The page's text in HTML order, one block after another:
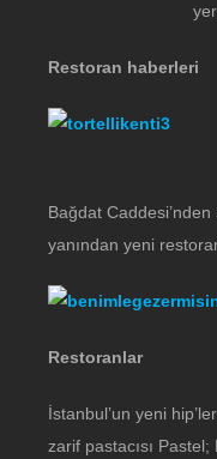
Restoran haberleri
Bağdat
yanından yeni
Restoranlar
İstanbul’un yeni
zarif pastacısı Pastel;